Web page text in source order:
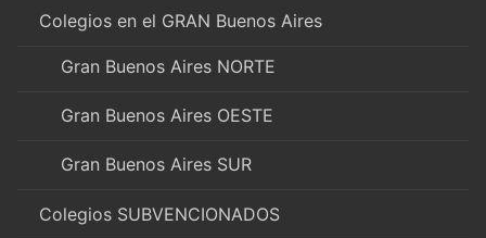
Colegios en el GRAN Buenos Aires
Gran Buenos Aires NORTE
Gran Buenos Aires OESTE
Gran Buenos Aires SUR
Colegios SUBVENCIONADOS